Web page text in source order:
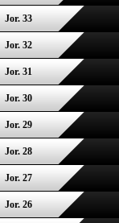
Jor. 33
Jor. 32
Jor. 31
Jor. 30
Jor. 29
Jor. 28
Jor. 27
Jor. 26